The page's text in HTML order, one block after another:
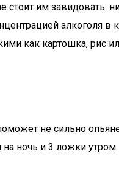
им завидовать:
алкоголя в
как картошка, рис
не сильно
ночь и 3 ложки утром.